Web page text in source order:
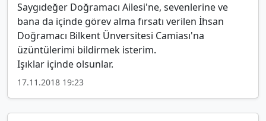
Saygıdeğer Doğramacı Ailesi'ne, sevenlerine ve
bana da içinde görev alma fırsatı verilen İhsan
Doğramacı Bilkent Ünversitesi Camiası'na
üzüntülerimi bildirmek isterim.
Işıklar içinde olsunlar.
17.11.2018 19:23